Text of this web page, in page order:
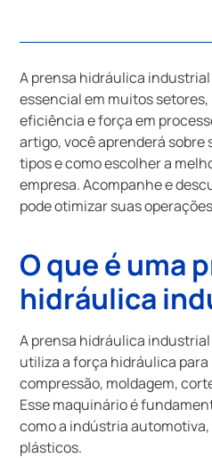
A prensa hidráulica
essencial em muitos
eficiência e força em
artigo, você aprenderá
tipos e como escolher a
empresa. Acompanhe e
pode otimizar suas
O que é uma
hidráulica
A prensa hidráulica
utiliza a força hidráulica
compressão, moldagem,
Esse maquinário é
como a indústria
plásticos.